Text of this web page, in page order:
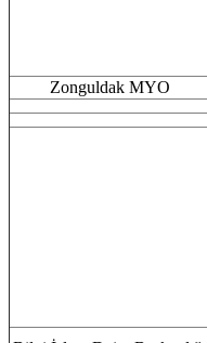
Zonguldak MYO